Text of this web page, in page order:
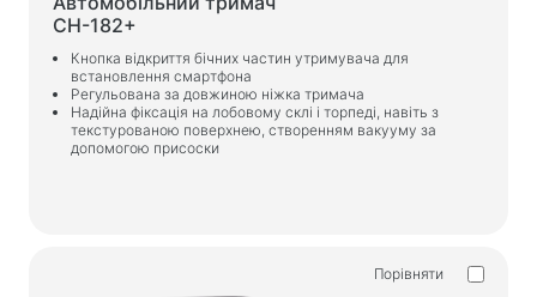
Захист електроживлення
Силові подовжувачі
Захист від напруги
Електричні подовжувачі
CH-182+
Кнопка відкриття бічних частин утримувача для
встановлення смартфона
Регульована за довжиною ніжка тримача
Надійна фіксація на лобовому склі і торпеді, навіть з
текстурованою поверхнею, створенням вакууму за
допомогою присоски
Порівняти